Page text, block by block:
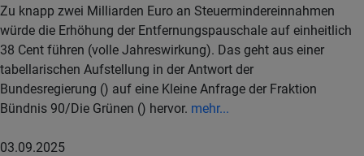
Zu knapp zwei Milliarden Euro an Steuermindereinnahmen
würde die Erhöhung der Entfernungspauschale auf einheitlich
38 Cent führen (volle Jahreswirkung). Das geht aus einer
tabellarischen Aufstellung in der Antwort der
Bundesregierung () auf eine Kleine Anfrage der Fraktion
Bündnis 90/Die Grünen () hervor. mehr...
03.09.2025